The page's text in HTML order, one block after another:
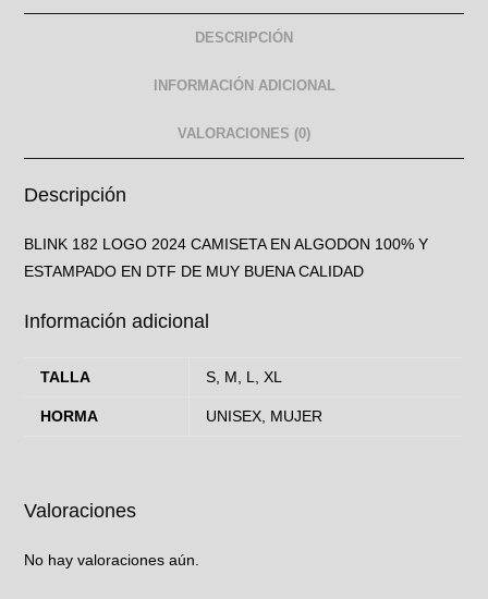
DESCRIPCIÓN
INFORMACIÓN ADICIONAL
VALORACIONES (0)
Descripción
BLINK 182 LOGO 2024 CAMISETA EN ALGODON 100% Y
ESTAMPADO EN DTF DE MUY BUENA CALIDAD
Información adicional
TALLA S, M, L, XL
HORMA UNISEX, MUJER
Valoraciones
No hay valoraciones aún.